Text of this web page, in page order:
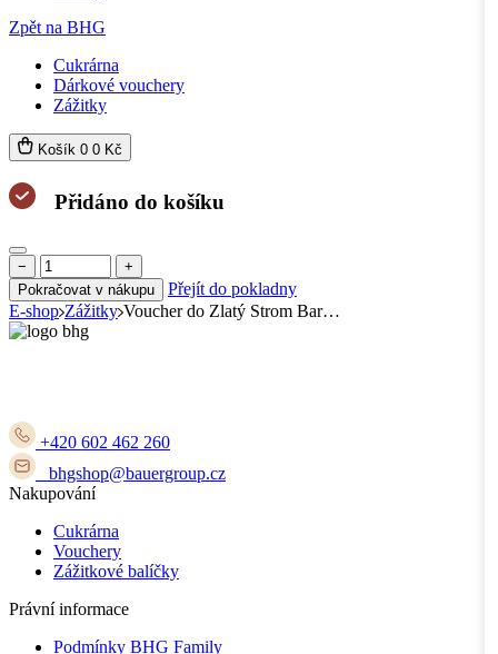
Zpět na BHG
Cukrárna
Dárkové vouchery
Zážitky
Košík 0 0 Kč
Přidáno do košíku
−
+
Pokračovat v nákupu
Přejít do pokladny
E-shop Zážitky Voucher do Zlatý Strom Bar…
+420 602 462 260
bhgshop@bauergroup.cz
Nakupování
Cukrárna
Vouchery
Zážitkové balíčky
Právní informace
Podmínky BHG Family